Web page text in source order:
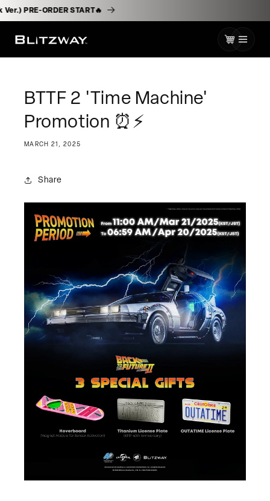
Ver.) PRE-ORDER START🔥
Cart
BTTF 2 'Time Machine'
Promotion ⏰⚡️
MARCH 21, 2025
Share